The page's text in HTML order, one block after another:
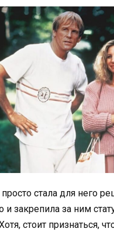
стала для него
и закрепила за ним
стоит признаться,